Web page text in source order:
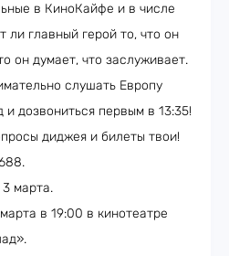
в КиноКайфе и в числе
ли главный герой то, что он
он думает, что заслуживает.
слушать Европу
дозвониться первым в 13:35!
диджея и билеты твои!
марта.
в 19:00 в кинотеатре